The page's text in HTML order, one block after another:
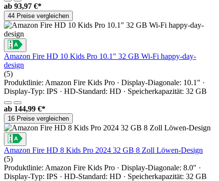
ab 93,97 €*
44 Preise vergleichen
Amazon Fire HD 10 Kids Pro 10.1" 32 GB Wi-Fi happy-day-
design
(5)
Produktlinie: Amazon Fire Kids Pro · Display-Diagonale: 10.1" ·
Display-Typ: IPS · HD-Standard: HD · Speicherkapazität: 32 GB
ab 144,99 €*
16 Preise vergleichen
Amazon Fire HD 8 Kids Pro 2024 32 GB 8 Zoll Löwen-Design
(5)
Produktlinie: Amazon Fire Kids Pro · Display-Diagonale: 8.0" ·
Display-Typ: IPS · HD-Standard: HD · Speicherkapazität: 32 GB